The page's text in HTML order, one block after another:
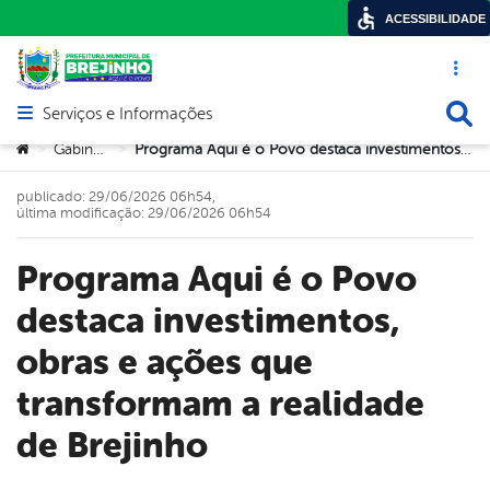
Acesso
Abrir menu principal de navegação
Serviços e Informações
Você está aqui:
> Gabinete > Programa Aqui é o Povo destaca investimentos, obras e ações que transformam a realidade de Brejinho
Programa Aqui é o Povo
destaca investimentos,
obras e ações que
transformam a realidade
de Brejinho
publicado: 29/06/2026 06h54,
última modificação: 29/06/2026 06h54
ACESSIBILIDADE